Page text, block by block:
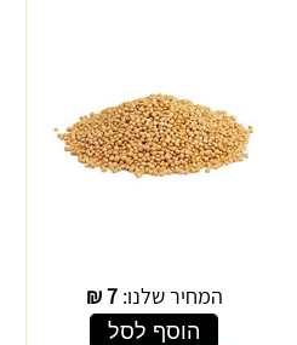
המחיר שלנו:7
₪
הוסף לסל